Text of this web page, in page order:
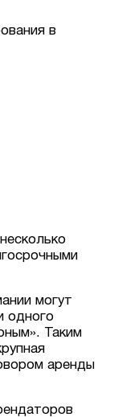
в
могут
одного
Таким
аренды